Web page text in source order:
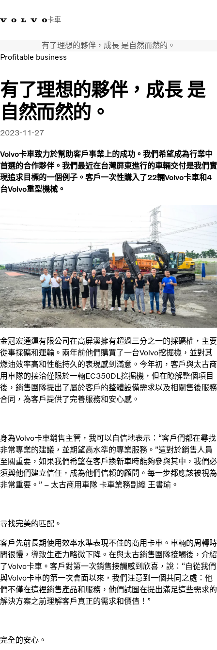
卡車
Volvo Trucks商店登入 查找經銷商台灣
運輸解決方案
卡車
運輸需求
服務
新聞與媒體
查找經銷商
聯絡我們
有了理想的夥伴，成長 是自然而然的。
Profitable business
有了理想的夥伴，成長 是
自然而然的。
2023-11-27
Volvo卡車致力於幫助客戶事業上的成功。我們希望成為行業中
首選的合作夥伴。我們最近在台灣屏東進行的車輛交付是我們實
現追求目標的一個例子。客戶一次性購入了22輛Volvo卡車和4
台Volvo重型機械。
金冠宏通運有限公司在高屏溪擁有超過三分之一的採礦權，主要
從事採礦和運輸。兩年前他們購買了一台Volvo挖掘機，並對其
燃油效率高和性能持久的表現感到滿意。今年初，客戶與太古商
用車隊的接洽僅限於一輛EC350DL挖掘機，但在瞭解整個項目
後，銷售團隊提出了屬於客戶的整體設備需求以及相關售後服務
合同，為客戶提供了完善服務和安心感。
身為Volvo卡車銷售主管，我可以自信地表示：“客戶們都在尋找
非常專業的建議，並期望高水準的專業服務。”這對於銷售人員
至關重要，如果我們希望在客戶換新車時能夠參與其中，我們必
須與他們建立信任，成為他們信賴的顧問。每一步都應該被視為
非常重要。” – 太古商用車隊 卡車業務副總 王書瑜。
尋找完美的匹配。
客戶先前長期使用效率水準表現不佳的商用卡車。車輛的周轉時
間很慢，導致生產力略微下降。在與太古銷售團隊接觸後，介紹
了Volvo卡車。客戶對第一次銷售接觸感到欣喜，說：“自從我們
與Volvo卡車的第一次會面以來，我們注意到一個共同之處：他
們不僅在這裡銷售產品和服務，他們試圖在提出滿足這些需求的
解決方案之前理解客戶真正的需求和價值！”
完全的安心。